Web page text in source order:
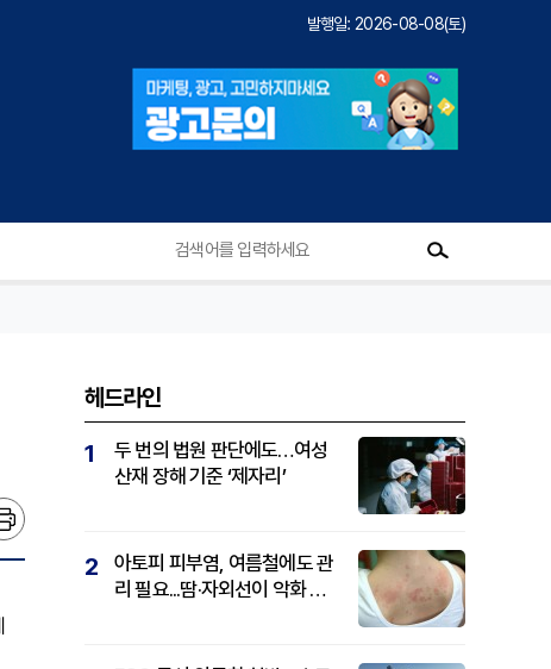
발행일: 2026-08-08(토)
헤드라인
1
두 번의 법원 판단에도…여성
산재 장해 기준 ‘제자리’
2
아토피 피부염, 여름철에도 관
리 필요...땀·자외선이 악화 요